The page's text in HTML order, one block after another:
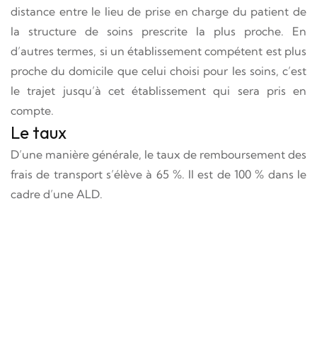
distance entre le lieu de prise en charge du patient de
la structure de soins prescrite la plus proche. En
d’autres termes, si un établissement compétent est plus
proche du domicile que celui choisi pour les soins, c’est
le trajet jusqu’à cet établissement qui sera pris en
compte.
Le taux
D’une manière générale, le taux de remboursement des
frais de transport s’élève à 65 %. Il est de 100 % dans le
cadre d’une ALD.